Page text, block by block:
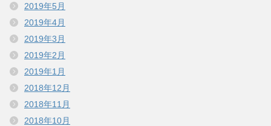
2019年5月
2019年4月
2019年3月
2019年2月
2019年1月
2018年12月
2018年11月
2018年10月